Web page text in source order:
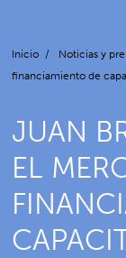
Inicio / Noticias y
financiamiento de
JUAN
EL